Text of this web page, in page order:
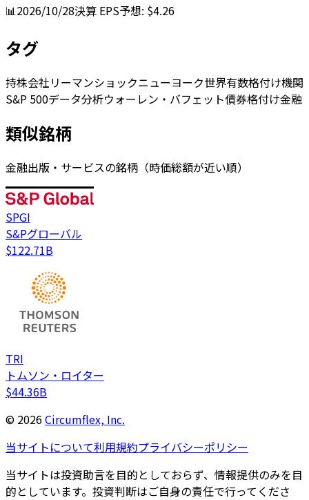
📊2026/10/28決算 EPS予想: $4.26
タグ
持株会社リーマンショックニューヨーク世界有数格付け機関
S&P 500データ分析ウォーレン・バフェット債券格付け金融
類似銘柄
金融出版・サービスの銘柄（時価総額が近い順）
SPGI
S&Pグローバル
$122.71B
TRI
トムソン・ロイター
$44.36B
© 2026Circumflex, Inc.
当サイトについて利用規約プライバシーポリシー
当サイトは投資助言を目的としておらず、情報提供のみを目
的としています。投資判断はご自身の責任で行ってくださ